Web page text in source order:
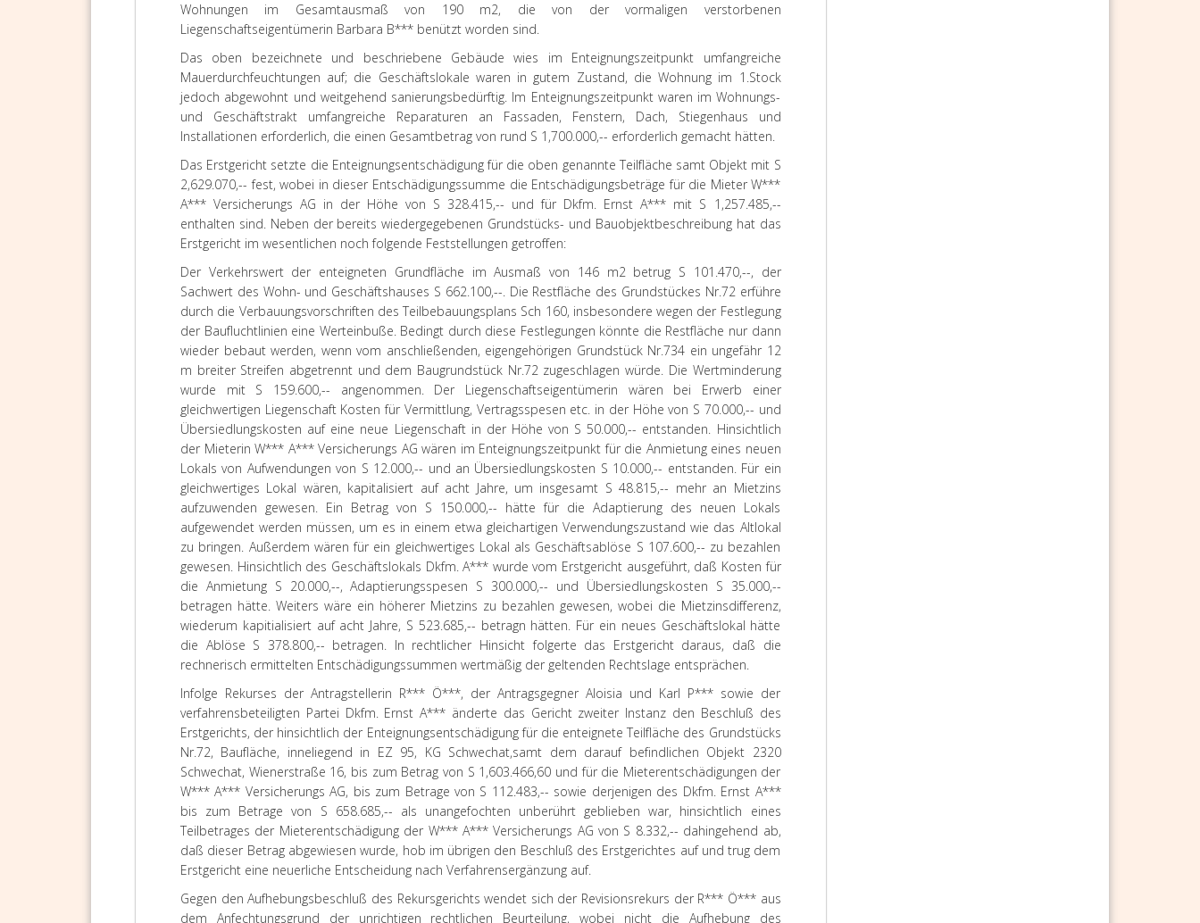
Wohnungen im Gesamtausmaß von 190 m2, die von der vormaligen verstorbenen
Liegenschaftseigentümerin Barbara B*** benützt worden sind.
Das oben bezeichnete und beschriebene Gebäude wies im Enteignungszeitpunkt umfangreiche
Mauerdurchfeuchtungen auf; die Geschäftslokale waren in gutem Zustand, die Wohnung im 1.Stock
jedoch abgewohnt und weitgehend sanierungsbedürftig. Im Enteignungszeitpunkt waren im Wohnungs-
und Geschäftstrakt umfangreiche Reparaturen an Fassaden, Fenstern, Dach, Stiegenhaus und
Installationen erforderlich, die einen Gesamtbetrag von rund S 1,700.000,-- erforderlich gemacht hätten.
Das Erstgericht setzte die Enteignungsentschädigung für die oben genannte Teilfläche samt Objekt mit S
2,629.070,-- fest, wobei in dieser Entschädigungssumme die Entschädigungsbeträge für die Mieter W***
A*** Versicherungs AG in der Höhe von S 328.415,-- und für Dkfm. Ernst A*** mit S 1,257.485,--
enthalten sind. Neben der bereits wiedergegebenen Grundstücks- und Bauobjektbeschreibung hat das
Erstgericht im wesentlichen noch folgende Feststellungen getroffen:
Der Verkehrswert der enteigneten Grundfläche im Ausmaß von 146 m2 betrug S 101.470,--, der
Sachwert des Wohn- und Geschäftshauses S 662.100,--. Die Restfläche des Grundstückes Nr.72 erführe
durch die Verbauungsvorschriften des Teilbebauungsplans Sch 160, insbesondere wegen der Festlegung
der Baufluchtlinien eine Werteinbuße. Bedingt durch diese Festlegungen könnte die Restfläche nur dann
wieder bebaut werden, wenn vom anschließenden, eigengehörigen Grundstück Nr.734 ein ungefähr 12
m breiter Streifen abgetrennt und dem Baugrundstück Nr.72 zugeschlagen würde. Die Wertminderung
wurde mit S 159.600,-- angenommen. Der Liegenschaftseigentümerin wären bei Erwerb einer
gleichwertigen Liegenschaft Kosten für Vermittlung, Vertragsspesen etc. in der Höhe von S 70.000,-- und
Übersiedlungskosten auf eine neue Liegenschaft in der Höhe von S 50.000,-- entstanden. Hinsichtlich
der Mieterin W*** A*** Versicherungs AG wären im Enteignungszeitpunkt für die Anmietung eines neuen
Lokals von Aufwendungen von S 12.000,-- und an Übersiedlungskosten S 10.000,-- entstanden. Für ein
gleichwertiges Lokal wären, kapitalisiert auf acht Jahre, um insgesamt S 48.815,-- mehr an Mietzins
aufzuwenden gewesen. Ein Betrag von S 150.000,-- hätte für die Adaptierung des neuen Lokals
aufgewendet werden müssen, um es in einem etwa gleichartigen Verwendungszustand wie das Altlokal
zu bringen. Außerdem wären für ein gleichwertiges Lokal als Geschäftsablöse S 107.600,-- zu bezahlen
gewesen. Hinsichtlich des Geschäftslokals Dkfm. A*** wurde vom Erstgericht ausgeführt, daß Kosten für
die Anmietung S 20.000,--, Adaptierungsspesen S 300.000,-- und Übersiedlungskosten S 35.000,--
betragen hätte. Weiters wäre ein höherer Mietzins zu bezahlen gewesen, wobei die Mietzinsdifferenz,
wiederum kapitialisiert auf acht Jahre, S 523.685,-- betragn hätten. Für ein neues Geschäftslokal hätte
die Ablöse S 378.800,-- betragen. In rechtlicher Hinsicht folgerte das Erstgericht daraus, daß die
rechnerisch ermittelten Entschädigungssummen wertmäßig der geltenden Rechtslage entsprächen.
Infolge Rekurses der Antragstellerin R*** Ö***, der Antragsgegner Aloisia und Karl P*** sowie der
verfahrensbeteiligten Partei Dkfm. Ernst A*** änderte das Gericht zweiter Instanz den Beschluß des
Erstgerichts, der hinsichtlich der Enteignungsentschädigung für die enteignete Teilfläche des Grundstücks
Nr.72, Baufläche, inneliegend in EZ 95, KG Schwechat,samt dem darauf befindlichen Objekt 2320
Schwechat, Wienerstraße 16, bis zum Betrag von S 1,603.466,60 und für die Mieterentschädigungen der
W*** A*** Versicherungs AG, bis zum Betrage von S 112.483,-- sowie derjenigen des Dkfm. Ernst A***
bis zum Betrage von S 658.685,-- als unangefochten unberührt geblieben war, hinsichtlich eines
Teilbetrages der Mieterentschädigung der W*** A*** Versicherungs AG von S 8.332,-- dahingehend ab,
daß dieser Betrag abgewiesen wurde, hob im übrigen den Beschluß des Erstgerichtes auf und trug dem
Erstgericht eine neuerliche Entscheidung nach Verfahrensergänzung auf.
Gegen den Aufhebungsbeschluß des Rekursgerichts wendet sich der Revisionsrekurs der R*** Ö*** aus
dem Anfechtungsgrund der unrichtigen rechtlichen Beurteilung, wobei nicht die Aufhebung des